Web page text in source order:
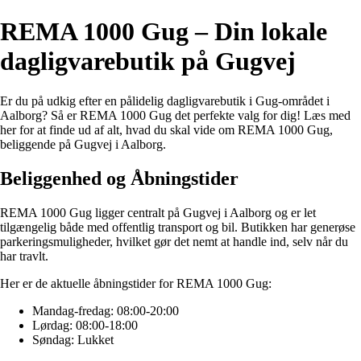
REMA 1000 Gug – Din lokale
dagligvarebutik på Gugvej
Er du på udkig efter en pålidelig dagligvarebutik i Gug-området i
Aalborg? Så er REMA 1000 Gug det perfekte valg for dig! Læs med
her for at finde ud af alt, hvad du skal vide om REMA 1000 Gug,
beliggende på Gugvej i Aalborg.
Beliggenhed og Åbningstider
REMA 1000 Gug ligger centralt på Gugvej i Aalborg og er let
tilgængelig både med offentlig transport og bil. Butikken har generøse
parkeringsmuligheder, hvilket gør det nemt at handle ind, selv når du
har travlt.
Her er de aktuelle åbningstider for REMA 1000 Gug:
Mandag-fredag: 08:00-20:00
Lørdag: 08:00-18:00
Søndag: Lukket